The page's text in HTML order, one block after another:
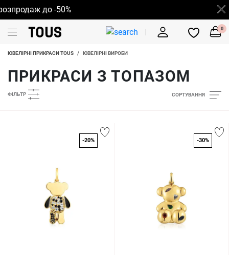
до -50%
0
ЮВЕЛІРНІ ПРИКРАСИ TOUS / ЮВЕЛІРНІ ВИРОБИ
ПРИКРАСИ З ТОПАЗОМ
СОРТУВАННЯ
ФІЛЬТР
-20% -30%